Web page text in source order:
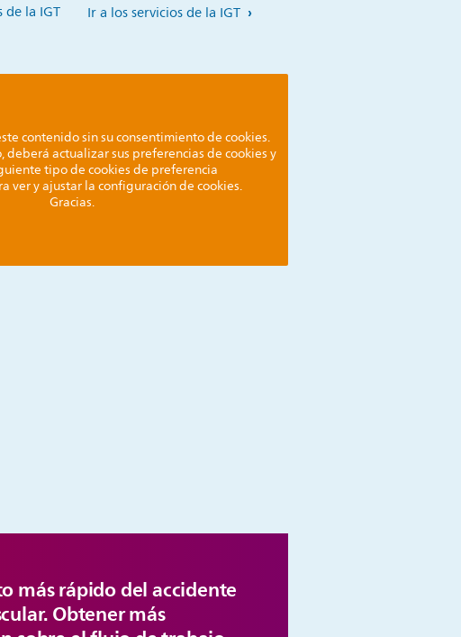
de la IGT Ir a los servicios de la IGT
contenido sin su consentimiento de cookies.
deberá actualizar sus preferencias de cookies y
tipo de cookies de preferencia
ver y ajustar la configuración de cookies.
Gracias.
más rápido del accidente
Obtener más